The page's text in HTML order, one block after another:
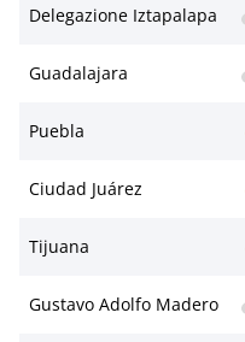
Delegazione Iztapalapa
Guadalajara
Puebla
Ciudad Juárez
Tijuana
Gustavo Adolfo Madero